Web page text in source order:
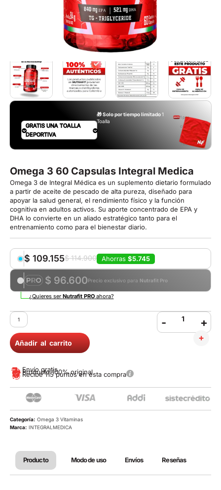
🎁 Solo por tiempo limitado1
Toalla
1 por
compra.
Aplican
T&C
GRATIS UNA TOALLA
DEPORTIVA
Omega 3 60 Capsulas Integral Medica
Omega 3 de Integral Médica es un suplemento dietario formulado
a partir de aceite de pescado de alta pureza, diseñado para
apoyar la salud general, el rendimiento físico y la función
cognitiva en adultos activos. Su aporte concentrado de EPA y
DHA lo convierte en un aliado estratégico tanto para el
entrenamiento como para el bienestar diario.
$114.900
$ 109.155 Ahorras $5.745
$ 96.600Precio exclusivo para Nutrafit Pro
¿Quieres ser Nutrafit PROahora?
- +
Añadir al carrito
Envío gratis
Producto 100% original
Recibe 115 puntos en esta compra
Categoría: Omega 3 Vitaminas
Marca: INTEGRALMEDICA
Producto Modo de uso Envíos Reseñas